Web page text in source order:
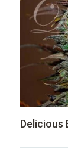
Delicious